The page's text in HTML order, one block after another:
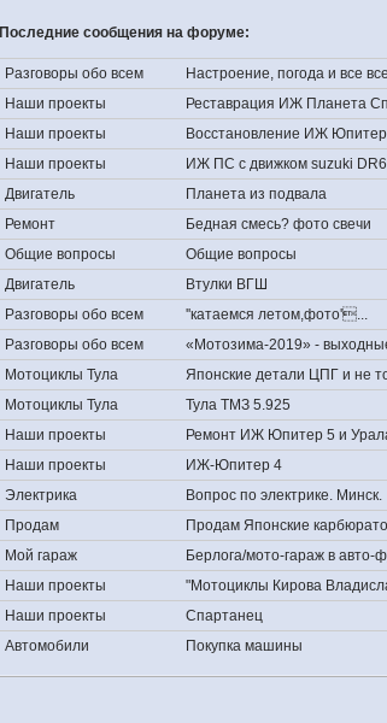
Последние сообщения на форуме:
Разговоры обо всем Настроение, погода и все
Наши проекты Реставрация ИЖ Планета
Наши проекты Восстановление ИЖ
Наши проекты ИЖ ПС с движком suzuki
Двигатель Планета из подвала
Ремонт Бедная смесь? фото свечи
Общие вопросы Общие вопросы
Двигатель Втулки ВГШ
Разговоры обо всем ''катаемся летом,фото'...
Разговоры обо всем «Мотозима-2019» -
Мотоциклы Тула Японские детали ЦПГ и не
Мотоциклы Тула Тула ТМЗ 5.925
Наши проекты Ремонт ИЖ Юпитер 5 и
Наши проекты ИЖ-Юпитер 4
Электрика Вопрос по электрике. Минск.
Продам Продам Японские
Мой гараж Берлога/мото-гараж в авто-
Наши проекты "Мотоциклы Кирова
Наши проекты Спартанец
Автомобили Покупка машины